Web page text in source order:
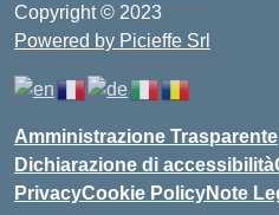
Copyright © 2023
Powered by Picieffe Srl
Amministrazione Trasparente
Dichiarazione di accessibilità
PrivacyCookie PolicyNote